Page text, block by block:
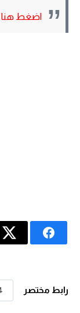
اضغط هنا
رابط مختصر